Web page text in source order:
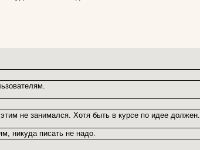
этим не занимался. Хотя быть в курсе по идее должен.
никуда писать не надо.